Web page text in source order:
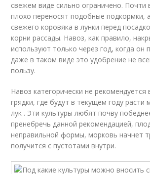
свежем виде сильно ограничено. Почти
плохо переносят подобные подкормки,
свежего коровяка в лунки перед
корни рассады. Навоз, как правило,
используют только через год, когда он
даже в таком виде это удобрение не
пользу.
Навоз категорически не рекомендуется
грядки, где будут в текущем году расти
лук . Эти культуры любят почву
пренебречь данной рекомендацией,
неправильной формы, морковь начнет
получится с пустотами внутри.